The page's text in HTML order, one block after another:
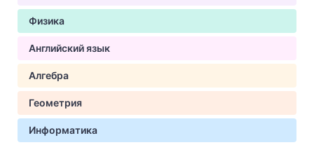
Физика
Английский язык
Алгебра
Геометрия
Информатика